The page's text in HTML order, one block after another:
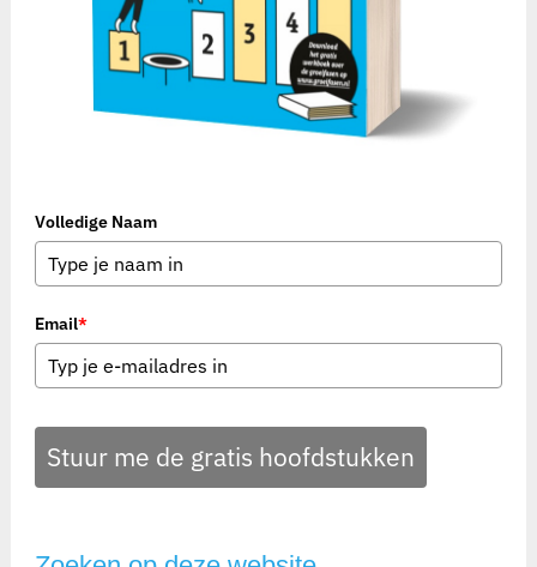
Volledige Naam
Email*
Stuur me de gratis hoofdstukken